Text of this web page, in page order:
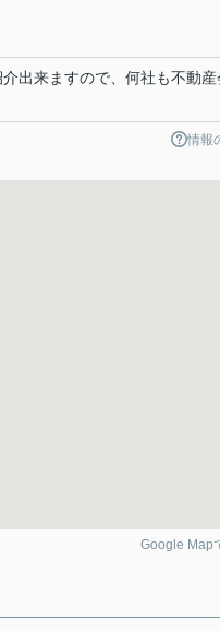
出来ますので、何社も不動産
情報
Google Map